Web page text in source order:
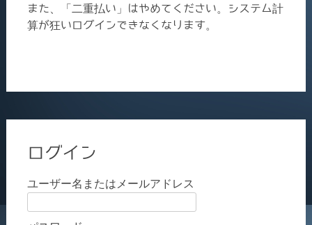
また、「二重払い」はやめてください。システム計
算が狂いログインできなくなります。
ログイン
ユーザー名またはメールアドレス